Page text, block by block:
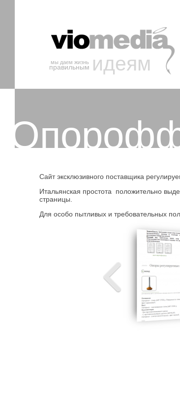
мы даем жизнь
правильным идеям
Сайт эксклюзивного поставщика
Итальянская простота положительно
страницы.
Для особо пытливых и требовательных